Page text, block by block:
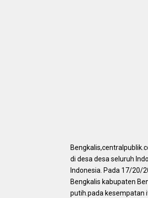
di desa desa seluruh
Indonesia. Pada 17/20/
Bengkalis kabupaten
putih.pada kesempatan